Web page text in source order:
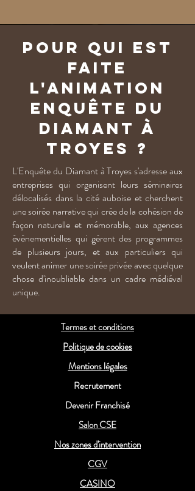
Pour qui est
faite
l'animation
Enquête du
Diamant à
Troyes ?
L'Enquête du Diamant à Troyes s'adresse aux
entreprises qui organisent leurs séminaires
délocalisés dans la cité auboise et cherchent
une soirée narrative qui crée de la cohésion de
façon naturelle et mémorable, aux agences
événementielles qui gèrent des programmes
de plusieurs jours, et aux particuliers qui
veulent animer une soirée privée avec quelque
chose d'inoubliable dans un cadre médiéval
unique.
Termes et conditions
Politique de cookies
Mentions légales
Recrutement
Devenir Franchisé
Salon CSE
Nos zones d'intervention
CGV
CASINO